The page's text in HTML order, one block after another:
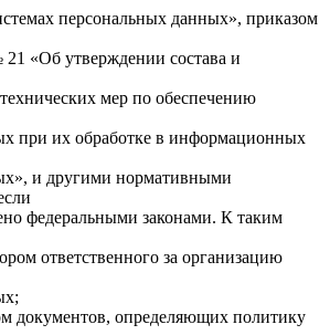
персональных данных», приказом
«Об утверждении состава и
мер по обеспечению
при их обработке в информационных
и другими нормативными
федеральными законами. К таким
ответственного за организацию
документов, определяющих политику